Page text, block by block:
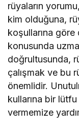
rüyaların
kim olduğuna,
koşullarına
konusunda
doğrultusunda,
çalışmak ve bu
önemlidir.
kullarına bir
vermemize